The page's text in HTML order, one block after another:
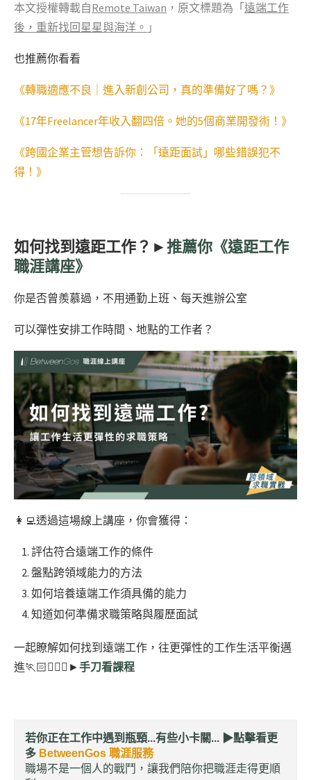
本文授權轉載自Remote Taiwan ，原文標題為「 遠端工作
後，重新找回星星與海洋。 」
也推薦你看看
《轉職適應不良｜進入新創公司，真的準備好了嗎？》
《17年Freelancer年收入翻四倍。她的5個商業開發術！》
《跨國企業主管想告訴你：「遠距面試」哪些錯誤犯不
得！》
如何找到遠距工作？► 推薦你《遠距工作
職涯講座》
你是否曾羨慕過，不用通勤上班、每天進辦公室
可以彈性安排工作時間、地點的工作者？
👩‍💻透過這場線上講座，你會獲得：
評估符合遠端工作的條件
盤點跨領域能力的方法
如何培養遠端工作須具備的能力
知道如何準備求職策略與履歷面試
一起瞭解如何找到遠端工作，往更彈性的工作生活平衡邁
進🏃🏻🏃🏻‍♀️►手刀看課程
若你正在工作中遇到瓶頸...有些小卡關... ▶︎點擊看更
多 BetweenGos 職涯服務
職場不是一個人的戰鬥，讓我們陪你把職涯走得更順